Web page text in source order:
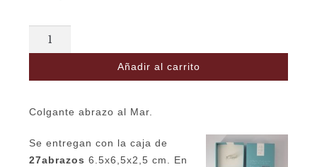
Colgante
Añadir al carrito
Colgante abrazo al Mar.
Se entregan con la caja de
27abrazos 6.5x6,5x2,5 cm. En